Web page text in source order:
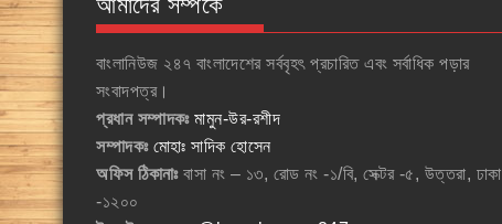
বাংলানিউজ ২৪৭ বাংলাদেশের সর্ববৃহৎ প্রচারিত এবং সর্বাধিক পড়ার
সংবাদপত্র।
প্রধান সম্পাদকঃ মামুন-উর-রশীদ
সম্পাদকঃ মোহাঃ সাদিক হোসেন
অফিস ঠিকানাঃবাসা নং – ১৩, রোড নং -১/বি, সেক্টর -৫, উত্তরা, ঢাকা
-১২০০